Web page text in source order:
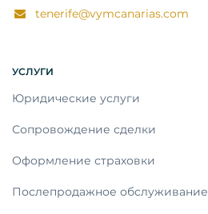
tenerife@vymcanarias.com
УСЛУГИ
Юридические услуги
Сопровождение сделки
Оформление страховки
Послепродажное обслуживание